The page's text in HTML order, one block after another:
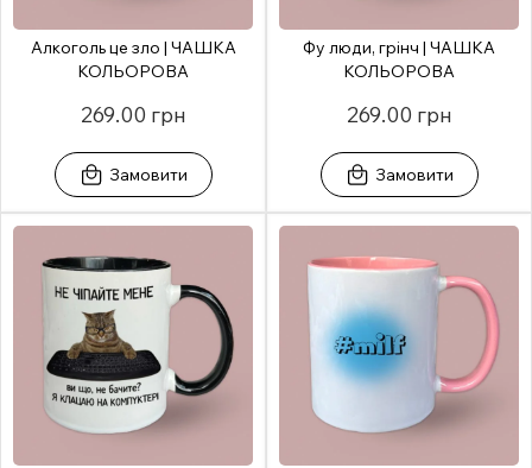
Алкоголь це зло | ЧАШКА
КОЛЬОРОВА
269.00 грн
Замовити
Фу люди, грінч | ЧАШКА
КОЛЬОРОВА
269.00 грн
Замовити